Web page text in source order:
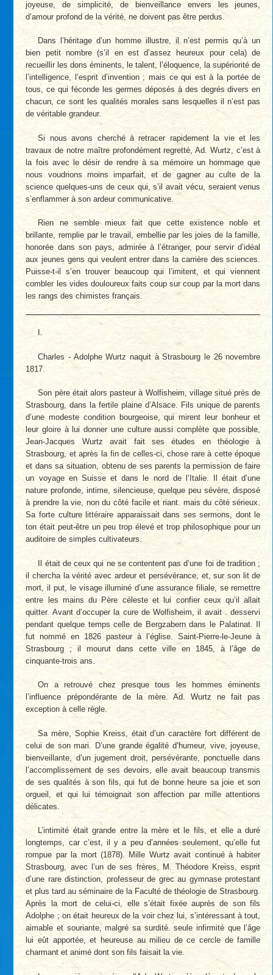
joyeuse, de simplicité, de bienveillance envers les jeunes,
d’amour profond de la vérité, ne doivent pas être perdus.
Dans l’héritage d’un homme illustre, il n’est permis qu’à un
bien petit nombre (s’il en est d’assez heureux pour cela) de
recueillir les dons éminents, le talent, l’éloquence, la supériorité de
l’intelligence, l’esprit d’invention ; mais ce qui est à la portée de
tous, ce qui féconde les germes déposés à des degrés divers en
chacun, ce sont les qualités morales sans lesquelles il n’est pas
de véritable grandeur.
Si nous avons cherché à retracer rapidement la vie et les
travaux de notre maître profondément regretté, Ad. Wurtz, c’est à
la fois avec le désir de rendre à sa mémoire un hommage que
nous voudrions moins imparfait, et de gagner au culte de la
science quelques-uns de ceux qui, s’il avait vécu, seraient venus
s’enflammer à son ardeur communicative.
Rien ne semble mieux fait que cette existence noble et
brillante, remplie par le travail, embellie par les joies de la famille,
honorée dans son pays, admirée à l’étranger, pour servir d’idéal
aux jeunes gens qui veulent entrer dans la carrière des sciences.
Puisse-t-il s’en trouver beaucoup qui l’imitent, et qui viennent
combler les vides douloureux faits coup sur coup par la mort dans
les rangs des chimistes français.
I.
Charles - Adolphe Wurtz naquit à Strasbourg le 26 novembre
1817.
Son père était alors pasteur à Wolfisheim, village situé près de
Strasbourg, dans la fertile plaine d’Alsace. Fils unique de parents
d’une modeste condition bourgeoise, qui mirent leur bonheur et
leur gloire à lui donner une culture aussi complète que possible,
Jean-Jacques Wurtz avait fait ses études en théologie à
Strasbourg, et après la fin de celles-ci, chose rare à cette époque
et dans sa situation, obtenu de ses parents la permission de faire
un voyage en Suisse et dans le nord de l’Italie. Il était d’une
nature profonde, intime, silencieuse, quelque peu sévère, disposé
à prendre la vie, non du côté facile et riant. mais du côté sérieux.
Sa forte culture littéraire apparaissait dans ses sermons, dont le
ton était peut-être un peu trop élevé et trop philosophique pour un
auditoire de simples cultivateurs.
Il était de ceux qui ne se contentent pas d’une foi de tradition ;
il chercha la vérité avec ardeur et persévérance, et, sur son lit de
mort, il put, le visage illuminé d’une assurance filiale, se remettre
entre les mains du Père céleste et lui confier ceux qu’il allait
quitter. Avant d’occuper la cure de Wolfisheim, il avait . desservi
pendant quelque temps celle de Bergzabern dans le Palatinat. Il
fut nommé en 1826 pasteur à l’église. Saint-Pierre-le-Jeune à
Strasbourg ; il mourut dans cette ville en 1845, à l’âge de
cinquante-trois ans.
On a retrouvé chez presque tous les hommes éminents
l’influence prépondérante de la mère. Ad. Wurtz ne fait pas
exception à celle règle.
Sa mère, Sophie Kreiss, était d’un caractère fort différent de
celui de son mari. D’une grande égalité d’humeur, vive, joyeuse,
bienveillante, d’un jugement droit, persévérante, ponctuelle dans
l’accomplissement de ses devoirs, elle avait beaucoup transmis
de ses qualités à son fils, qui fut de bonne heure sa joie et son
orgueil, et qui lui témoignait son affection par mille attentions
délicates.
L’intimité était grande entre la mère et le fils, et elle a duré
longtemps, car c’est, il y a peu d’années seulement, qu’elle fut
rompue par la mort (1878). Mille Wurtz avait continué à habiter
Strasbourg, avec l’un de ses frères, M. Théodore Kreiss, esprit
d’une rare distinction, professeur de grec au gymnase protestant
et plus tard au séminaire de la Faculté de théologie de Strasbourg.
Après la mort de celui-ci, elle s’était fixée auprès de son fils
Adolphe ; on était heureux de la voir chez lui, s’intéressant à tout,
aimable et souriante, malgré sa surdité. seule infirmité que l’âge
lui eût apportée, et heureuse au milieu de ce cercle de famille
charmant et animé dont son fils faisait la vie.